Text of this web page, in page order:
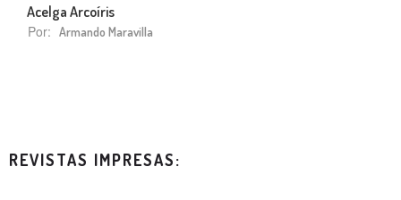
Acelga Arcoíris
Por: Armando Maravilla
REVISTAS IMPRESAS: